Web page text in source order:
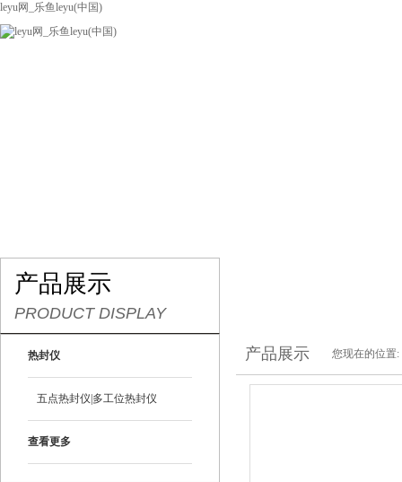
leyu网_乐鱼leyu(中国)
产品展示
PRODUCT DISPLAY
热封仪
五点热封仪|多工位热封仪
查看更多
产品展示 您现在的位置: